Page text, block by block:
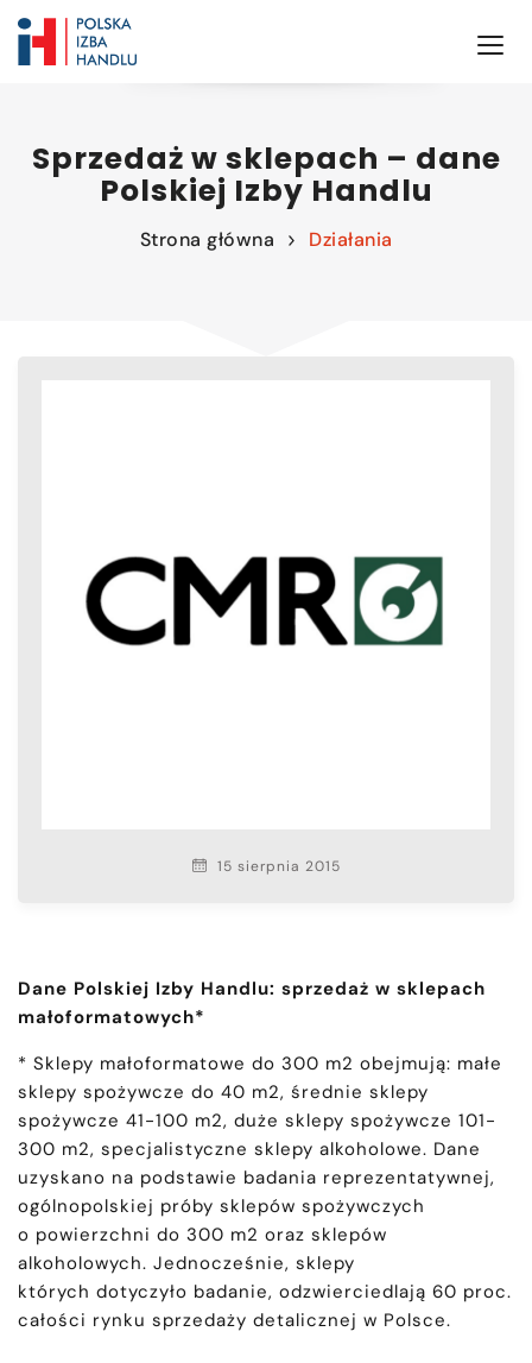
Sprzedaż w sklepach – dane
Polskiej Izby Handlu
Strona główna Działania
15 sierpnia 2015
Dane Polskiej Izby Handlu: sprzedaż w sklepach
małoformatowych*
* Sklepy małoformatowe do 300 m2 obejmują: małe
sklepy spożywcze do 40 m2, średnie sklepy
spożywcze 41-100 m2, duże sklepy spożywcze 101-
300 m2, specjalistyczne sklepy alkoholowe. Dane
uzyskano na podstawie badania reprezentatywnej,
ogólnopolskiej próby sklepów spożywczych
o powierzchni do 300 m2 oraz sklepów
alkoholowych. Jednocześnie, sklepy
których dotyczyło badanie, odzwierciedlają 60 proc.
całości rynku sprzedaży detalicznej w Polsce.